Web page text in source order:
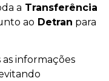
a Transferência
ao Detran para
informações